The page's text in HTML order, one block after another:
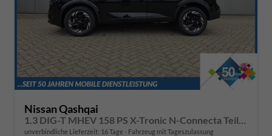
Nissan Qashqai
unverbindliche Lieferzeit: 16 Tage Fahrzeug mit Tageszulassung